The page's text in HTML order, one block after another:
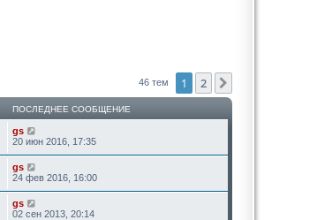
46 тем 1 2
ПОСЛЕДНЕЕ СООБЩЕНИЕ
gs
20 июн 2016, 17:35
gs
24 фев 2016, 16:00
gs
02 сен 2013, 20:14